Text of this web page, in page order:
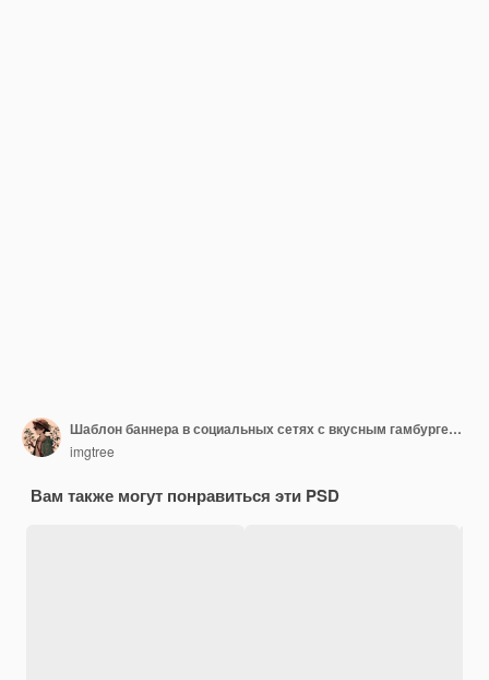
Шаблон баннера в социальных сетях с вкусным гамбургером и едой
imgtree
Вам также могут понравиться эти PSD